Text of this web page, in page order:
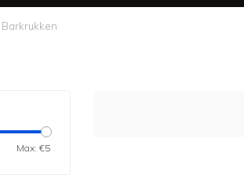
Barkrukken
Max: €5